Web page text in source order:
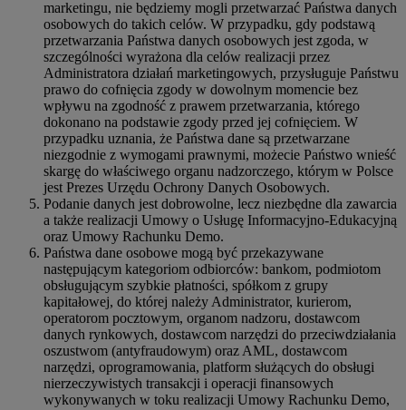
marketingu, nie będziemy mogli przetwarzać Państwa danych
osobowych do takich celów. W przypadku, gdy podstawą
przetwarzania Państwa danych osobowych jest zgoda, w
szczególności wyrażona dla celów realizacji przez
Administratora działań marketingowych, przysługuje Państwu
prawo do cofnięcia zgody w dowolnym momencie bez
wpływu na zgodność z prawem przetwarzania, którego
dokonano na podstawie zgody przed jej cofnięciem. W
przypadku uznania, że Państwa dane są przetwarzane
niezgodnie z wymogami prawnymi, możecie Państwo wnieść
skargę do właściwego organu nadzorczego, którym w Polsce
jest Prezes Urzędu Ochrony Danych Osobowych.
Podanie danych jest dobrowolne, lecz niezbędne dla zawarcia
a także realizacji Umowy o Usługę Informacyjno-Edukacyjną
oraz Umowy Rachunku Demo.
Państwa dane osobowe mogą być przekazywane
następującym kategoriom odbiorców: bankom, podmiotom
obsługującym szybkie płatności, spółkom z grupy
kapitałowej, do której należy Administrator, kurierom,
operatorom pocztowym, organom nadzoru, dostawcom
danych rynkowych, dostawcom narzędzi do przeciwdziałania
oszustwom (antyfraudowym) oraz AML, dostawcom
narzędzi, oprogramowania, platform służących do obsługi
nierzeczywistych transakcji i operacji finansowych
wykonywanych w toku realizacji Umowy Rachunku Demo,